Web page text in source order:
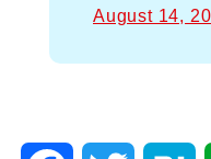
August 14,